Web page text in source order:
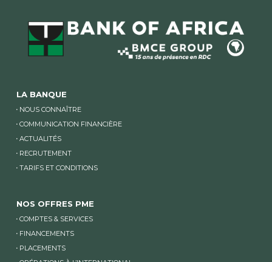
LA BANQUE
NOUS CONNAÎTRE
COMMUNICATION FINANCIÈRE
ACTUALITÉS
RECRUTEMENT
TARIFS ET CONDITIONS
NOS OFFRES PME
COMPTES & SERVICES
FINANCEMENTS
PLACEMENTS